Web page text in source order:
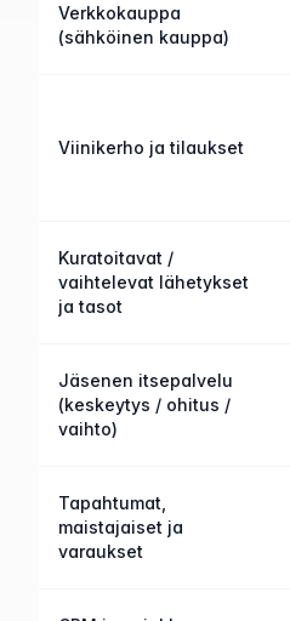
Verkkokauppa
(sähköinen kauppa)
Viinikerho ja tilaukset
Kuratoitavat /
vaihtelevat lähetykset
ja tasot
Jäsenen itsepalvelu
(keskeytys / ohitus /
vaihto)
Tapahtumat,
maistajaiset ja
varaukset